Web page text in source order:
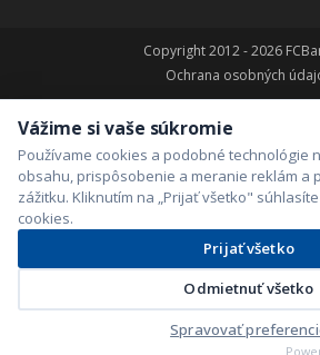
Copyright 2012 - 2026
Ochrana osobných
Vážime si vaše súkromie
Používame cookies a podobné technológie
obsahu, prispôsobenie a meranie reklám a
zážitku. Kliknutím na „Prijať všetko"
cookies.
Prijať všetko
Odmietnuť všetko
Spravovať